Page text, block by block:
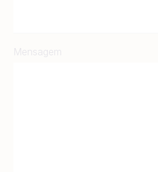
Mensagem